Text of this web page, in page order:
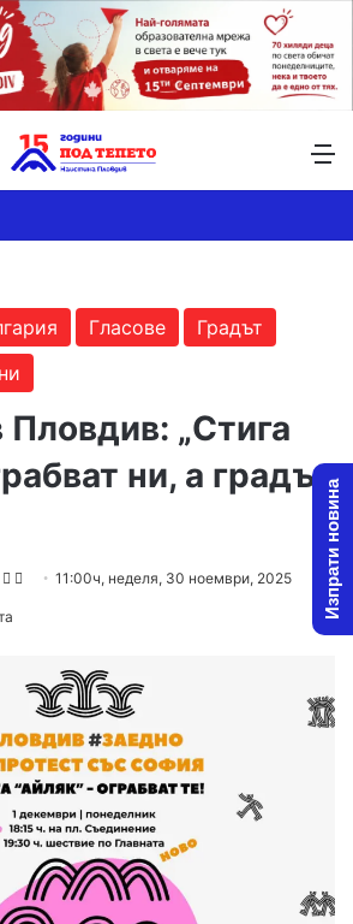
Гласове
Градът
Пловдив: „Стига
ни, а градът
Follow
Send11:00ч, неделя, 30 ноември, 2025 Изпрати новина